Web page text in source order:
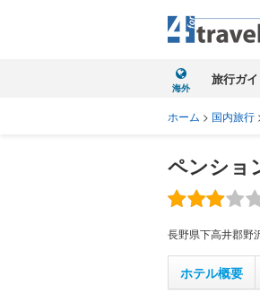
海外
旅行ガ
ホーム > 国内旅行
ペンシ
長野県下高井郡野
ホテル概要